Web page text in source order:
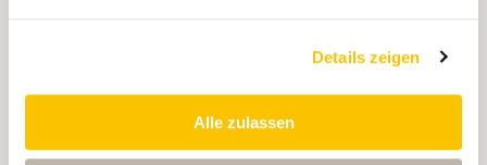
Details zeigen
Alle zulassen
CHF 13.50